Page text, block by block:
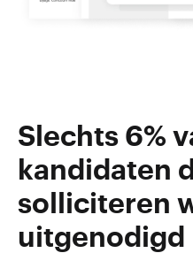
Slechts 6%
kandidaten
solliciteren
uitgenodigd